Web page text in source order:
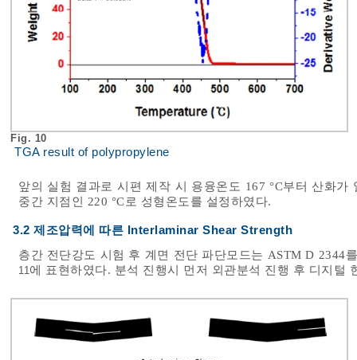
Fig. 10
TGA result of polypropylene
앞의 실험 결과로 시편 제작 시 용융온도 167 °C부터 산화
중간 지점인 220 °C로 성형온도를 설정하였다.
3.2 제조압력에 따른 Interlaminar Shear Strength
층간 전단강도 시험 후 계면 전단 파단모드는 ASTM D 2344
11 에 표현하였다. 분석 진행시 먼저 외관분석 진행 후 디지털